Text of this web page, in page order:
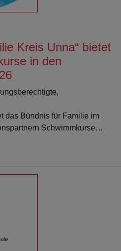
Kreis Unna“ bietet
in den
das Bündnis für Familie im
Schwimmkurse…